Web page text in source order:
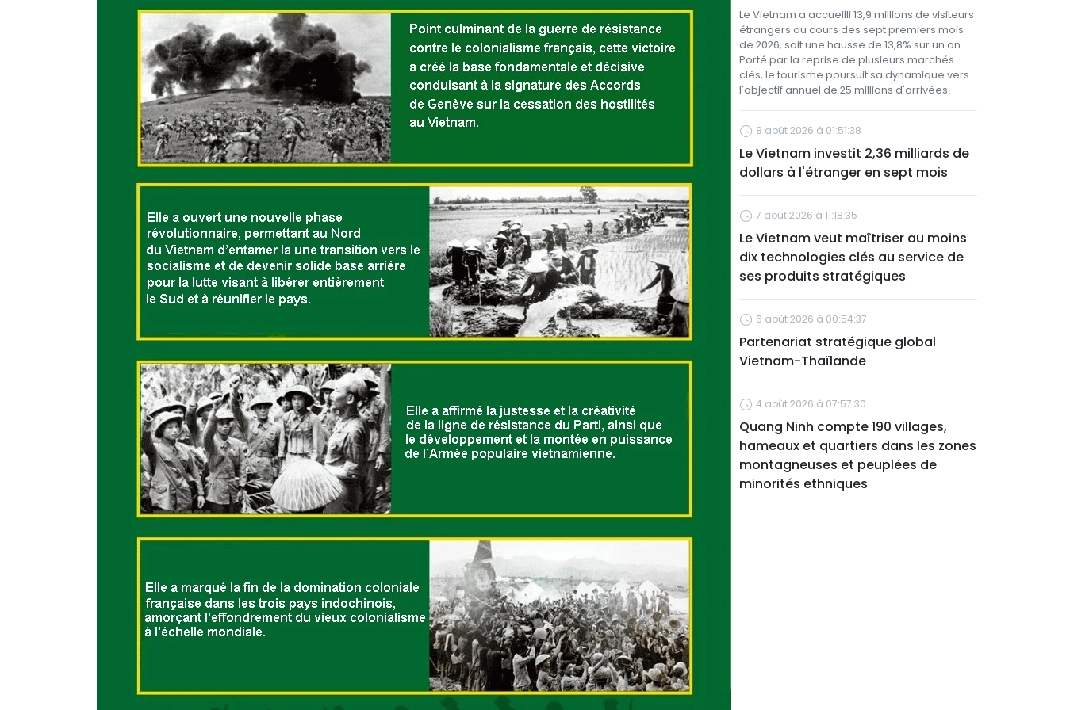
Le Vietnam a accueilli 13,9 millions de visiteurs
étrangers au cours des sept premiers mois
de 2026, soit une hausse de 13,8% sur un an.
Porté par la reprise de plusieurs marchés
clés, le tourisme poursuit sa dynamique vers
l'objectif annuel de 25 millions d'arrivées.
8 août 2026 à 01:51:38
Le Vietnam investit 2,36 milliards de
dollars à l'étranger en sept mois
7 août 2026 à 11:18:35
Le Vietnam veut maîtriser au moins
dix technologies clés au service de
ses produits stratégiques
6 août 2026 à 00:54:37
Partenariat stratégique global
Vietnam-Thaïlande
4 août 2026 à 07:57:30
Quang Ninh compte 190 villages,
hameaux et quartiers dans les zones
montagneuses et peuplées de
minorités ethniques